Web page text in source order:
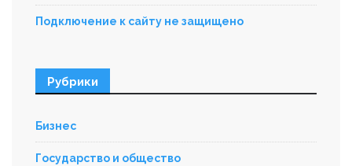
Подключение к сайту не защищено
Рубрики
Бизнес
Государство и общество